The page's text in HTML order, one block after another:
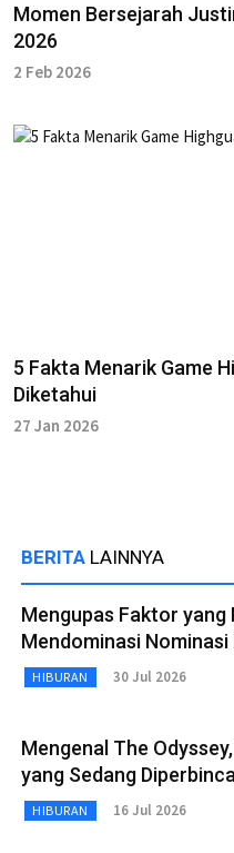
Momen Bersejarah
2026
2 Feb 2026
5 Fakta Menarik Game
Diketahui
27 Jan 2026
BERITA LAINNYA
Mengupas Faktor
Mendominasi Nominasi
HIBURAN 30 Jul 2026
Mengenal The
yang Sedang
HIBURAN 16 Jul 2026